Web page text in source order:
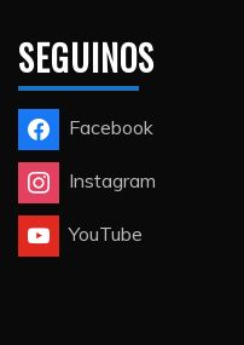
SEGUINOS
Facebook
Instagram
YouTube